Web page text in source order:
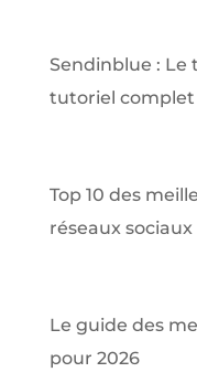
Sendinblue : Le
tutoriel complet
Top 10 des
réseaux sociaux
Le guide des
pour 2026